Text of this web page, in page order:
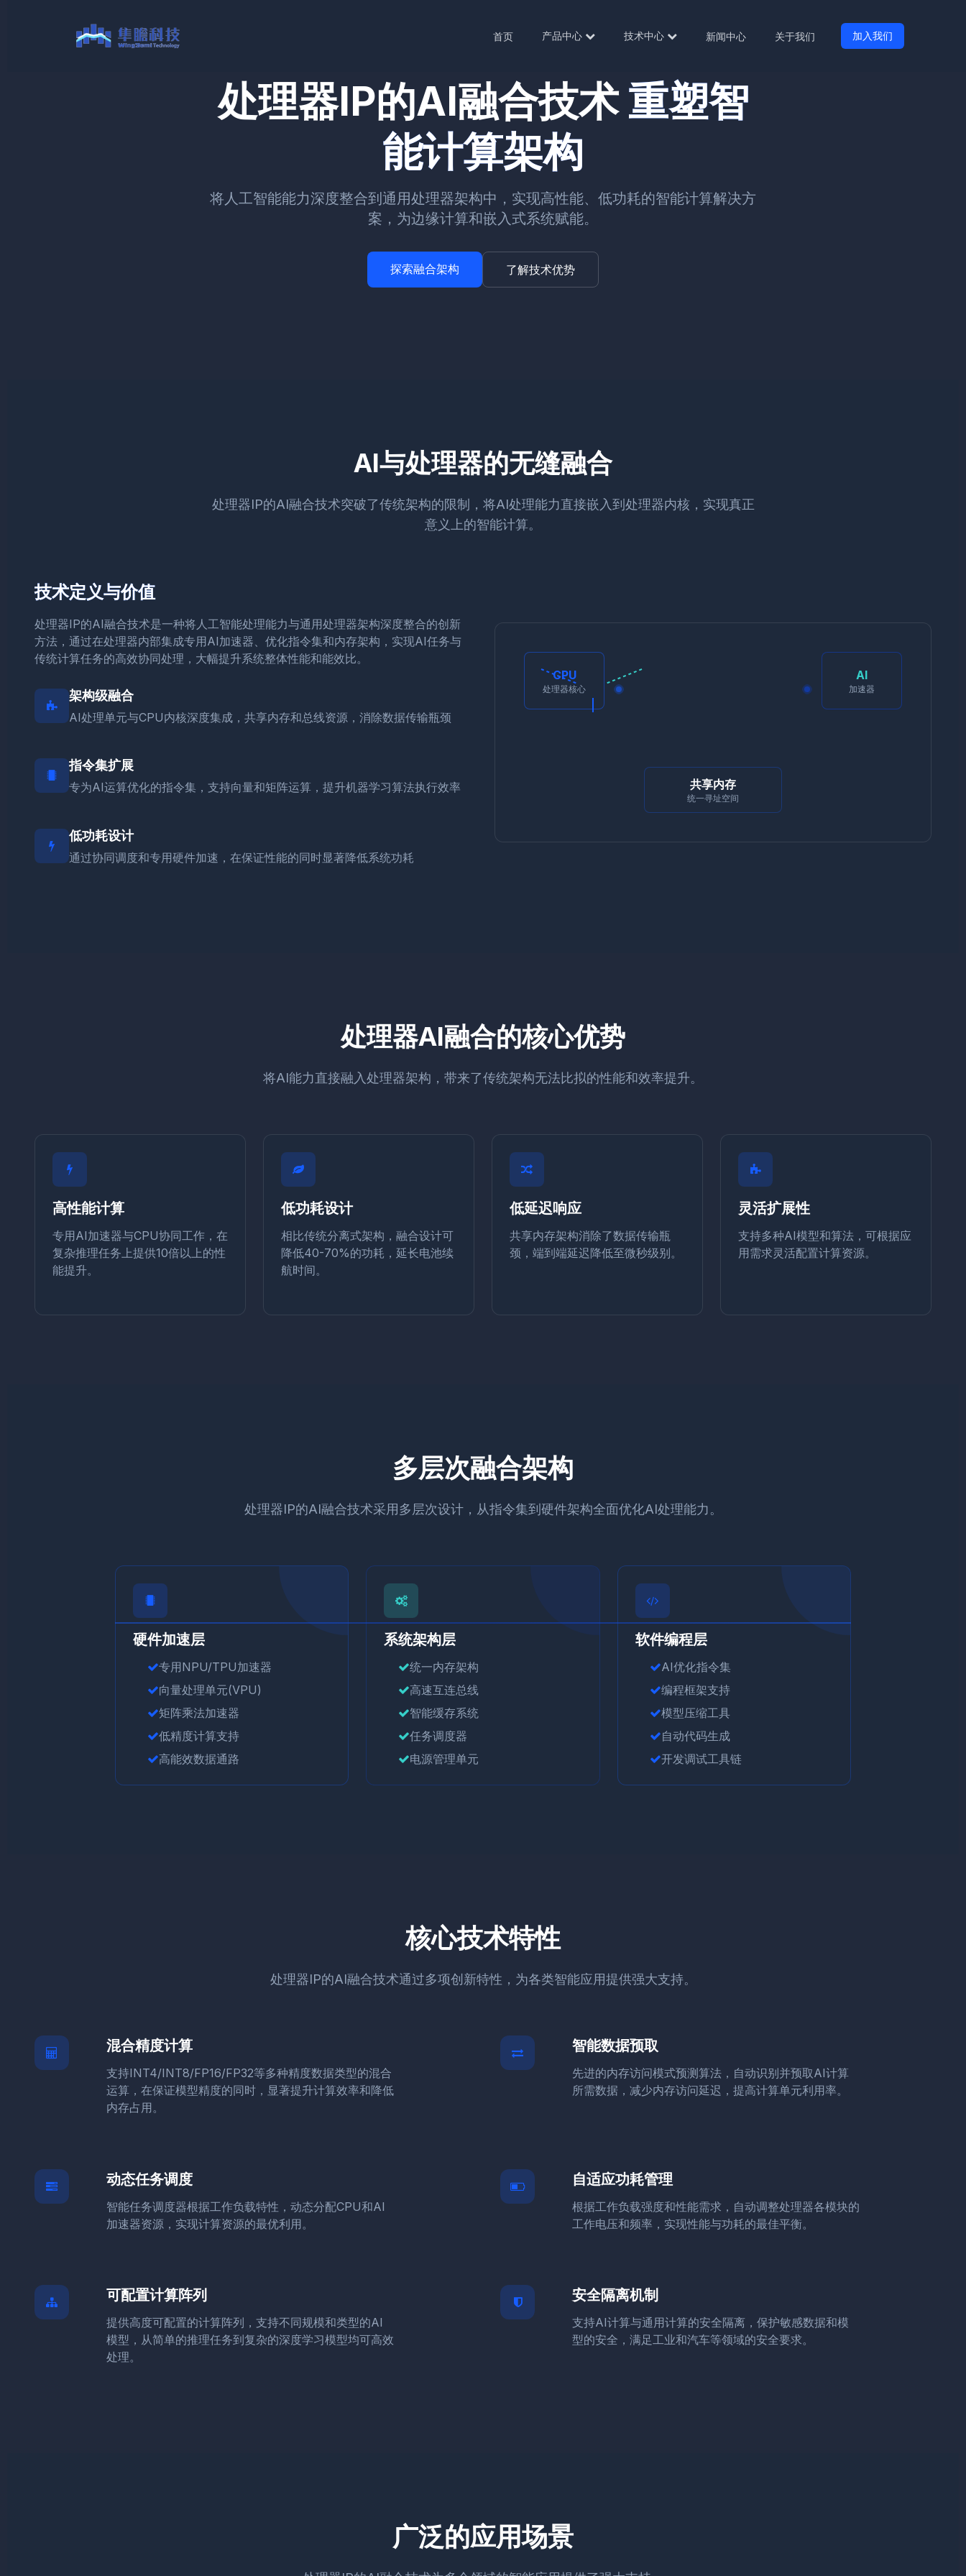
处理器IP的AI融合技术重塑智
能计算架构
将人工智能能力深度整合到通用处理器架构中，实现高性能、低功耗的智能计算解决方
案，为边缘计算和嵌入式系统赋能。
探索融合架构 了解技术优势
AI与处理器的无缝融合
处理器IP的AI融合技术突破了传统架构的限制，将AI处理能力直接嵌入到处理器内核，实现真正
意义上的智能计算。
技术定义与价值
处理器IP的AI融合技术是一种将人工智能处理能力与通用处理器架构深度整合的创新
方法，通过在处理器内部集成专用AI加速器、优化指令集和内存架构，实现AI任务与
传统计算任务的高效协同处理，大幅提升系统整体性能和能效比。
架构级融合
AI处理单元与CPU内核深度集成，共享内存和总线资源，消除数据传输瓶颈
指令集扩展
专为AI运算优化的指令集，支持向量和矩阵运算，提升机器学习算法执行效率
低功耗设计
通过协同调度和专用硬件加速，在保证性能的同时显著降低系统功耗
CPU
处理器核心
AI
加速器
共享内存
统一寻址空间
处理器AI融合的核心优势
将AI能力直接融入处理器架构，带来了传统架构无法比拟的性能和效率提升。
高性能计算
专用AI加速器与CPU协同工作，在
复杂推理任务上提供10倍以上的性
能提升。
低功耗设计
相比传统分离式架构，融合设计可
降低40-70%的功耗，延长电池续
航时间。
低延迟响应
共享内存架构消除了数据传输瓶
颈，端到端延迟降低至微秒级别。
灵活扩展性
支持多种AI模型和算法，可根据应
用需求灵活配置计算资源。
多层次融合架构
处理器IP的AI融合技术采用多层次设计，从指令集到硬件架构全面优化AI处理能力。
硬件加速层
专用NPU/TPU加速器
向量处理单元(VPU)
矩阵乘法加速器
低精度计算支持
高能效数据通路
系统架构层
统一内存架构
高速互连总线
智能缓存系统
任务调度器
电源管理单元
软件编程层
AI优化指令集
编程框架支持
模型压缩工具
自动代码生成
开发调试工具链
核心技术特性
处理器IP的AI融合技术通过多项创新特性，为各类智能应用提供强大支持。
混合精度计算
支持INT4/INT8/FP16/FP32等多种精度数据类型的混合
运算，在保证模型精度的同时，显著提升计算效率和降低
内存占用。
智能数据预取
先进的内存访问模式预测算法，自动识别并预取AI计算
所需数据，减少内存访问延迟，提高计算单元利用率。
动态任务调度
智能任务调度器根据工作负载特性，动态分配CPU和AI
加速器资源，实现计算资源的最优利用。
自适应功耗管理
根据工作负载强度和性能需求，自动调整处理器各模块的
工作电压和频率，实现性能与功耗的最佳平衡。
可配置计算阵列
提供高度可配置的计算阵列，支持不同规模和类型的AI
模型，从简单的推理任务到复杂的深度学习模型均可高效
处理。
安全隔离机制
支持AI计算与通用计算的安全隔离，保护敏感数据和模
型的安全，满足工业和汽车等领域的安全要求。
广泛的应用场景
首页 产品中心 技术中心 新闻中心 关于我们 加入我们